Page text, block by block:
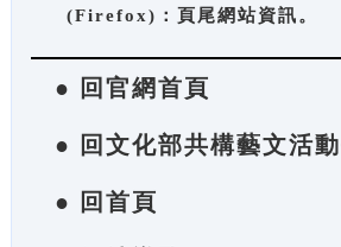
(Firefox)：頁尾網站資訊。
● 回官網首頁
● 回文化部共構藝文活
● 回首頁